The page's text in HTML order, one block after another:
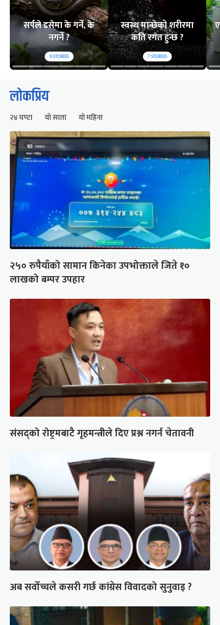
सर्पले डसेमा के गर्ने, के
नगर्ने ?
6STORIES
स्वस्थ मान्छेको शरीरमा
कति रगत हुन्छ ?
7STORIES
लोकप्रिय
२४ घण्टा यो साता यो महिना
२५० रुपैयाँको सामान किनेका उपभोक्ताले जिते १०
लाखको बम्पर उपहार
संसद्को रोष्ट्रमबाटै गृहमन्त्रीले दिए प्रश्न नगर्न चेतावनी
अब सर्वोच्चले कसरी गर्छ कांग्रेस विवादको सुनुवाइ ?